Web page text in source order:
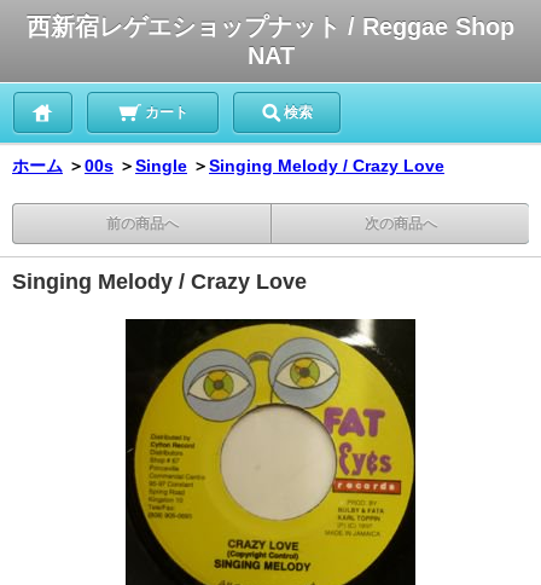
西新宿レゲエショップナット / Reggae Shop
NAT
カート 検索
ホーム ＞00s ＞Single ＞Singing Melody / Crazy Love
前の商品へ 次の商品へ
Singing Melody / Crazy Love